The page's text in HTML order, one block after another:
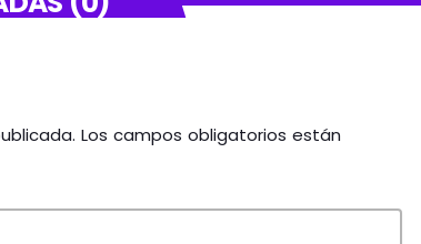
Los campos obligatorios están